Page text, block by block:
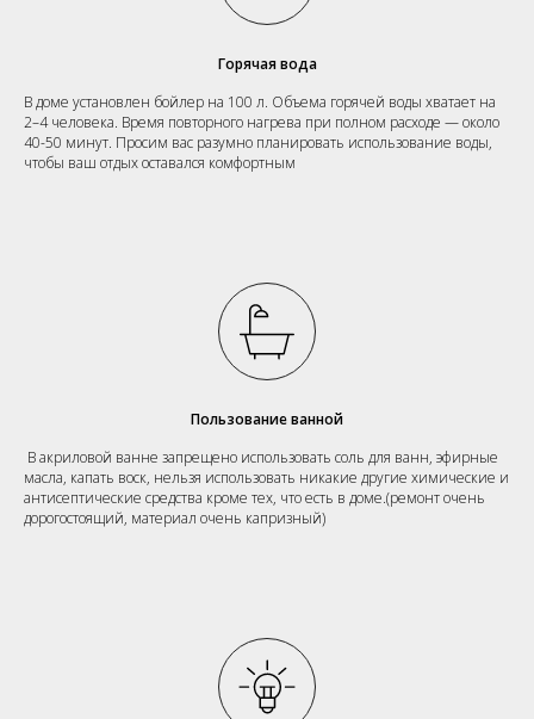
Горячая вода
В доме установлен бойлер на 100 л. Объема горячей воды хватает на
2–4 человека. Время повторного нагрева при полном расходе — около
40-50 минут. Просим вас разумно планировать использование воды,
чтобы ваш отдых оставался комфортным
Пользование ванной
В акриловой ванне запрещено использовать соль для ванн, эфирные
масла, капать воск, нельзя использовать никакие другие химические и
антисептические средства кроме тех, что есть в доме.(ремонт очень
дорогостоящий, материал очень капризный)